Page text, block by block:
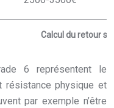
Calcul du retour
6 représentent le
résistance physique et
par exemple n’être